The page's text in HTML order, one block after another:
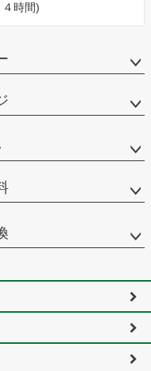
時間)